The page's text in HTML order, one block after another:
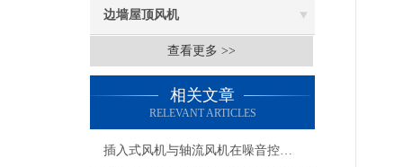
边墙屋顶风机
查看更多 >>
相关文章
RELEVANT ARTICLES
插入式风机与轴流风机在噪音控制上有何差异？